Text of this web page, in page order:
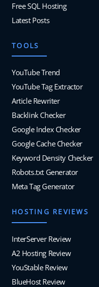
Free SQL Hosting
Latest Posts
TOOLS
YouTube Trend
YouTube Tag Extractor
Article Rewriter
Backlink Checker
Google Index Checker
Google Cache Checker
Keyword Density Checker
Robots.txt Generator
Meta Tag Generator
HOSTING REVIEWS
InterServer Review
A2 Hosting Review
YouStable Review
BlueHost Review